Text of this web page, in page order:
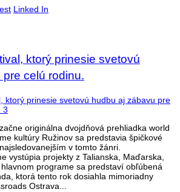
Linked In
ktorý prinesie svetovú
celú rodinu.
originálna dvojdňová prehliadka world
kultúry Ružinov sa predstavia špičkové
v tomto žánri.
vystúpia projekty z Talianska, Maďarska,
programe sa predstaví obľúbená
ktorá tento rok dosiahla mimoriadny
Ostrava...